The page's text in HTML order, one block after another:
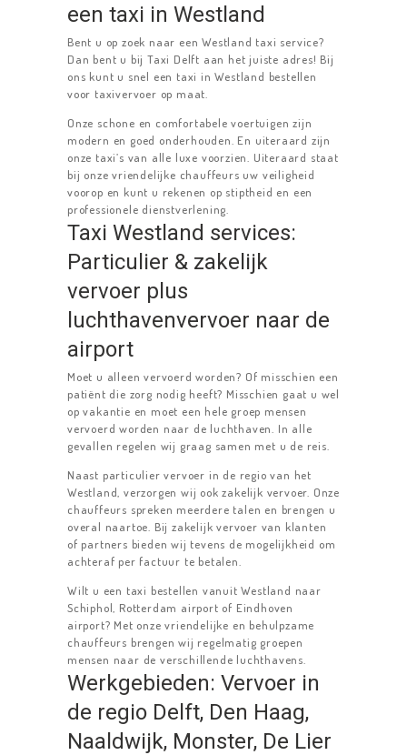
een taxi in Westland
Bent u op zoek naar een Westland taxi service?
Dan bent u bij Taxi Delft aan het juiste adres! Bij
ons kunt u snel een taxi in Westland bestellen
voor taxivervoer op maat.
Onze schone en comfortabele voertuigen zijn
modern en goed onderhouden. En uiteraard zijn
onze taxi’s van alle luxe voorzien. Uiteraard staat
bij onze vriendelijke chauffeurs uw veiligheid
voorop en kunt u rekenen op stiptheid en een
professionele dienstverlening.
Taxi Westland services:
Particulier & zakelijk
vervoer plus
luchthavenvervoer naar de
airport
Moet u alleen vervoerd worden? Of misschien een
patiënt die zorg nodig heeft? Misschien gaat u wel
op vakantie en moet een hele groep mensen
vervoerd worden naar de luchthaven. In alle
gevallen regelen wij graag samen met u de reis.
Naast particulier vervoer in de regio van het
Westland, verzorgen wij ook zakelijk vervoer. Onze
chauffeurs spreken meerdere talen en brengen u
overal naartoe. Bij zakelijk vervoer van klanten
of partners bieden wij tevens de mogelijkheid om
achteraf per factuur te betalen.
Wilt u een taxi bestellen vanuit Westland naar
Schiphol, Rotterdam airport of Eindhoven
airport? Met onze vriendelijke en behulpzame
chauffeurs brengen wij regelmatig groepen
mensen naar de verschillende luchthavens.
Werkgebieden: Vervoer in
de regio Delft, Den Haag,
Naaldwijk, Monster, De Lier